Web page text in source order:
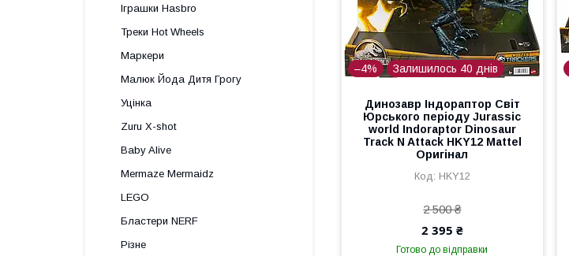
–4% Залишилось 40 днів
Динозавр Індораптор Світ
Юрського періоду Jurassic
world Indoraptor Dinosaur
Track N Attack HKY12 Mattel
Оригінал
HKY12
2 500 ₴
2 395 ₴
Готово до відправки
Іграшки Hasbro
Треки Hot Wheels
Маркери
Малюк Йода Дитя Грогу
Уцінка
Zuru X-shot
Baby Alive
Mermaze Mermaidz
LEGO
Бластери NERF
Різне